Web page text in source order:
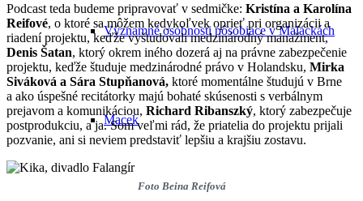
Významné osobnosti pôsobiace v Malackách
Macek
Podcast teda budeme pripravovať v sedmičke: Kristína a Karolína
Reifové, o ktoré sa môžem kedykoľvek oprieť pri organizácii a
riadení projektu, keďže vyštudovali medzinárodný manažment,
Denis Šatan, ktorý okrem iného dozerá aj na právne zabezpečenie
projektu, keďže študuje medzinárodné právo v Holandsku, Mirka
Siváková a Sára Stupňanová, ktoré momentálne študujú v Brne
a ako úspešné recitátorky majú bohaté skúsenosti s verbálnym
prejavom a komunikáciou, Richard Ribanszký, ktorý zabezpečuje
postprodukciu, a ja. Som veľmi rád, že priatelia do projektu prijali
pozvanie, ani si neviem predstaviť lepšiu a krajšiu zostavu.
Foto Beina Reifová